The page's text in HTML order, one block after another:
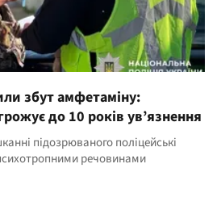
збут амфетаміну:
до 10 років ув’язнення
підозрюваного поліцейські
речовинами